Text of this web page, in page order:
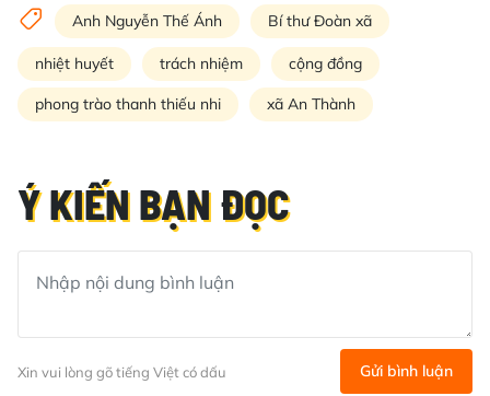
Anh Nguyễn Thế Ánh Bí thư Đoàn xã
nhiệt huyết trách nhiệm cộng đồng
phong trào thanh thiếu nhi xã An Thành
Ý KIẾN BẠN ĐỌC
Xin vui lòng gõ tiếng Việt có dấu Gửi bình luận